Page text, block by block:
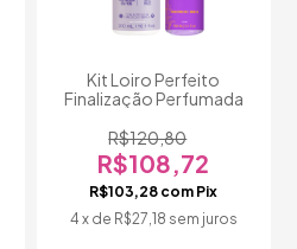
Kit Loiro Perfeito
Finalização Perfumada
R$120,80
R$108,72
R$103,28 com Pix
4 x de R$27,18 sem juros